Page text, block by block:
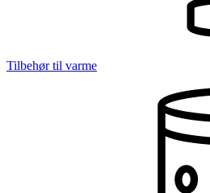
Tilbehør til varme